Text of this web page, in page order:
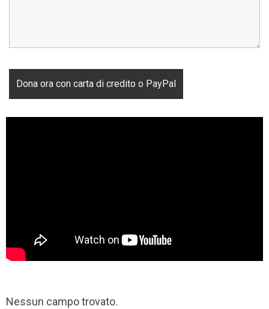
Nessun campo trovato.